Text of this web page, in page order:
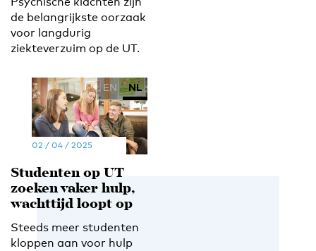
de belangrijkste oorzaak
voor langdurig
ziekteverzuim op de UT.
EN NL
02 / 04 / 2025
Studenten op UT
zoeken vaker hulp,
wachttijd loopt op
Steeds meer studenten
kloppen aan voor hulp